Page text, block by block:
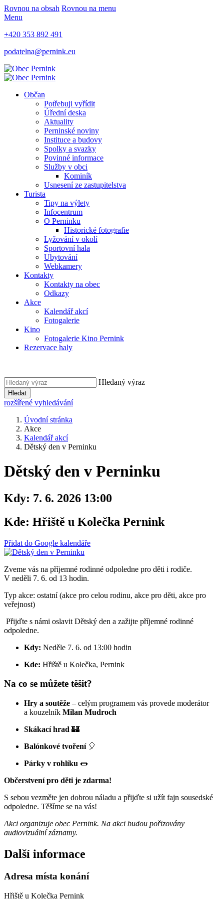
Rovnou na obsah Rovnou na menu
Menu
+420 353 892 491
podatelna@pernink.eu
Občan
Potřebuji vyřídit
Úřední deska
Aktuality
Perninské noviny
Instituce a budovy
Spolky a svazky
Povinné informace
Služby v obci
Kominík
Usnesení ze zastupitelstva
Turista
Tipy na výlety
Infocentrum
O Perninku
Historické fotografie
Lyžování v okolí
Sportovní hala
Ubytování
Webkamery
Kontakty
Kontakty na obec
Odkazy
Akce
Kalendář akcí
Fotogalerie
Kino
Fotogalerie Kino Pernink
Rezervace haly
Hledaný výraz
Hledat
rozšířené vyhledávání
Úvodní stránka
Akce
Kalendář akcí
Dětský den v Perninku
Dětský den v Perninku
Kdy: 7. 6. 2026 13:00
Kde: Hřiště u Kolečka Pernink
Přidat do Google kalendáře
Zveme vás na příjemné rodinné odpoledne pro děti i rodiče.
V neděli 7. 6. od 13 hodin.
Typ akce: ostatní (akce pro celou rodinu, akce pro děti, akce pro
veřejnost)
Přijďte s námi oslavit Dětský den a zažijte příjemné rodinné
odpoledne.
Kdy: Neděle 7. 6. od 13:00 hodin
Kde: Hřiště u Kolečka, Pernink
Na co se můžete těšit?
Hry a soutěže – celým programem vás provede moderátor
a kouzelník Milan Mudroch
Skákací hrad 🏰
Balónkové tvoření🎈
Párky v rohlíku 🌭
Občerstvení pro děti je zdarma!
S sebou vezměte jen dobrou náladu a přijďte si užít fajn sousedské
odpoledne. Těšíme se na vás!
Akci organizuje obec Pernink. Na akci budou pořizovány
audiovizuální záznamy.
Další informace
Adresa místa konání
Hřiště u Kolečka Pernink